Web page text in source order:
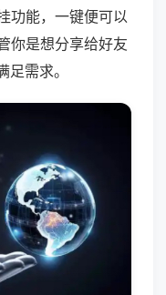
功能，一键便可以
你是想分享给好友
需求。